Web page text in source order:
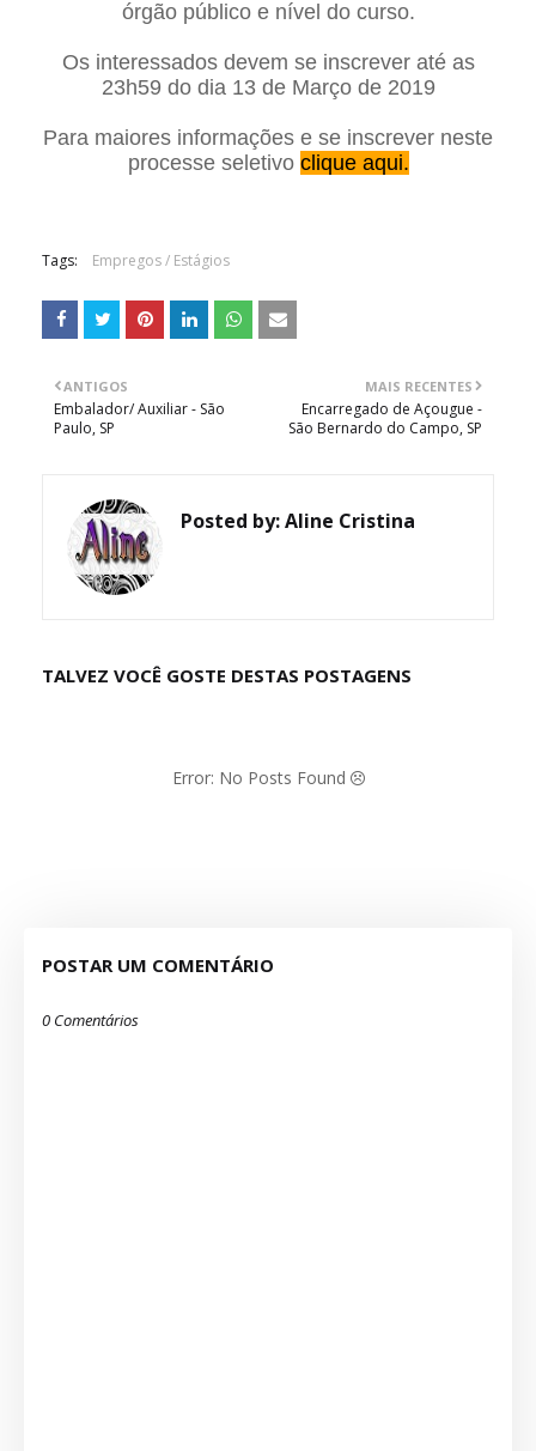
órgão público e nível do curso.
Os interessados devem se inscrever até as
23h59 do dia 13 de Março de 2019
Para maiores informações e se inscrever neste
processe seletivo clique aqui.
Tags: Empregos / Estágios
MAIS RECENTES
Encarregado de Açougue -
São Bernardo do Campo, SP
ANTIGOS
Embalador/ Auxiliar - São
Paulo, SP
Posted by:Aline Cristina
TALVEZ VOCÊ GOSTE DESTAS POSTAGENS
Error: No Posts Found
POSTAR UM COMENTÁRIO
0 Comentários